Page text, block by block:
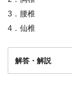
3．腰椎
4．仙椎
解答・解説